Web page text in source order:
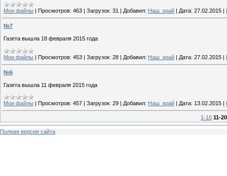
Мои файлы | Просмотров: 463 | Загрузок: 31 | Добавил: Наш_край | Дата: 27.02.2015 |
№7
Газета вышла 18 февраля 2015 года
Мои файлы | Просмотров: 453 | Загрузок: 28 | Добавил: Наш_край | Дата: 27.02.2015 |
№6
Газета вышла 11 февраля 2015 года
Мои файлы | Просмотров: 457 | Загрузок: 29 | Добавил: Наш_край | Дата: 13.02.2015 |
1-10 11-20
Полная версия сайта